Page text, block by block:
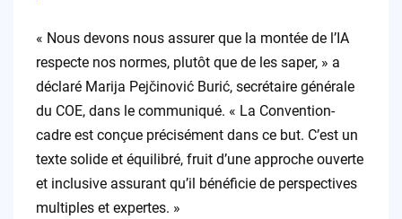
« Nous devons nous assurer que la montée de l’IA
respecte nos normes, plutôt que de les saper, » a
déclaré Marija Pejčinović Burić, secrétaire générale
du COE, dans le communiqué. « La Convention-
cadre est conçue précisément dans ce but. C’est un
texte solide et équilibré, fruit d’une approche ouverte
et inclusive assurant qu’il bénéficie de perspectives
multiples et expertes. »